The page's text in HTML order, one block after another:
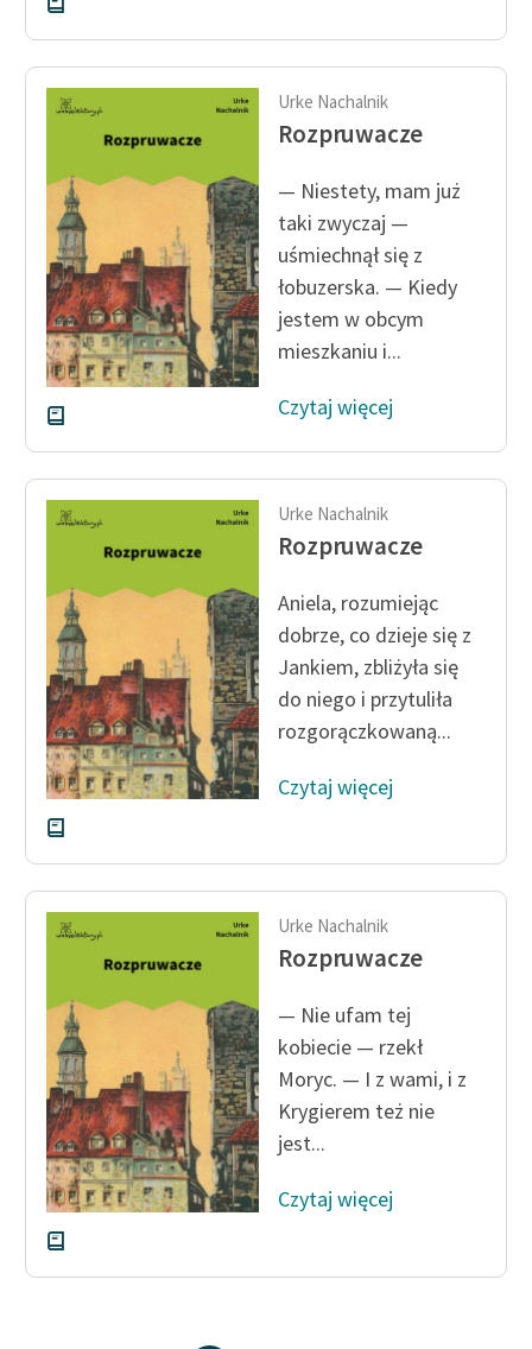
Urke Nachalnik
Rozpruwacze
— Niestety, mam już
taki zwyczaj —
uśmiechnął się z
łobuzerska. — Kiedy
jestem w obcym
mieszkaniu i...
Czytaj więcej
Urke Nachalnik
Rozpruwacze
Aniela, rozumiejąc
dobrze, co dzieje się z
Jankiem, zbliżyła się
do niego i przytuliła
rozgorączkowaną...
Czytaj więcej
Urke Nachalnik
Rozpruwacze
— Nie ufam tej
kobiecie — rzekł
Moryc. — I z wami, i z
Krygierem też nie
jest...
Czytaj więcej